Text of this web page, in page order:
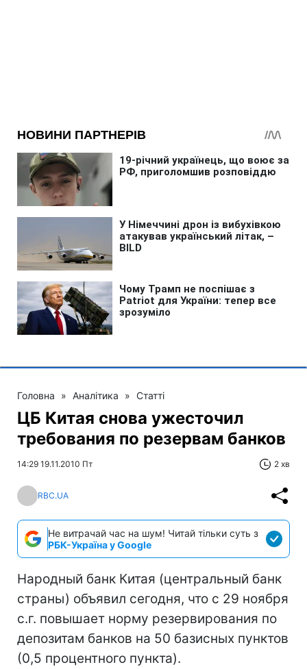
Головна » Аналітика » Статті
ЦБ Китая снова ужесточил
требования по резервам банков
14:29 19.11.2010 Пт 2 хв
RBC.UA
Не витрачай час на шум! Читай тільки суть з
РБК-Україна у Google
Народный банк Китая (центральный банк
страны) объявил сегодня, что с 29 ноября
с.г. повышает норму резервирования по
депозитам банков на 50 базисных пунктов
(0,5 процентного пункта).